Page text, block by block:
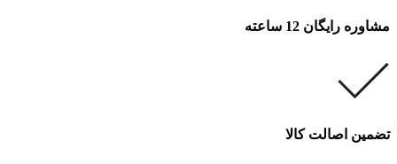
مشاوره رایگان 12 ساعته
تضمین اصالت کالا